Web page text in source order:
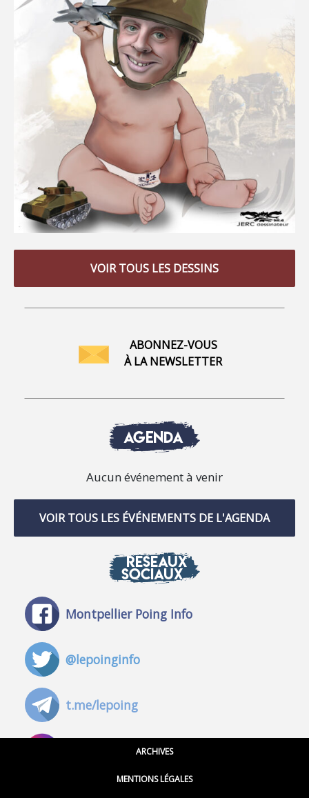
VOIR TOUS LES DESSINS
ABONNEZ-VOUS
À LA NEWSLETTER
AGENDA
Aucun événement à venir
VOIR TOUS LES ÉVÉNEMENTS DE L'AGENDA
RÉSEAUX
SOCIAUX
Montpellier Poing Info
@lepoinginfo
t.me/lepoing
@montpellierpoinginfo
ARCHIVES
MENTIONS LÉGALES